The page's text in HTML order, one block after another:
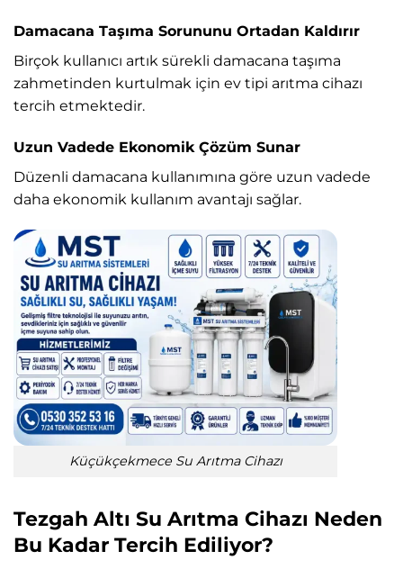
Damacana Taşıma Sorununu Ortadan Kaldırır
Birçok kullanıcı artık sürekli damacana taşıma
zahmetinden kurtulmak için ev tipi arıtma cihazı
tercih etmektedir.
Uzun Vadede Ekonomik Çözüm Sunar
Düzenli damacana kullanımına göre uzun vadede
daha ekonomik kullanım avantajı sağlar.
Küçükçekmece Su Arıtma Cihazı
Tezgah Altı Su Arıtma Cihazı Neden
Bu Kadar Tercih Ediliyor?